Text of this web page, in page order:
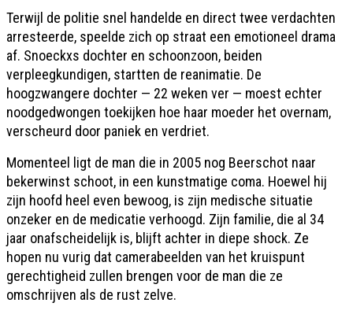
Terwijl de politie snel handelde en direct twee verdachten
arresteerde, speelde zich op straat een emotioneel drama
af. Snoeckxs dochter en schoonzoon, beiden
verpleegkundigen, startten de reanimatie. De
hoogzwangere dochter — 22 weken ver — moest echter
noodgedwongen toekijken hoe haar moeder het overnam,
verscheurd door paniek en verdriet.
Momenteel ligt de man die in 2005 nog Beerschot naar
bekerwinst schoot, in een kunstmatige coma. Hoewel hij
zijn hoofd heel even bewoog, is zijn medische situatie
onzeker en de medicatie verhoogd. Zijn familie, die al 34
jaar onafscheidelijk is, blijft achter in diepe shock. Ze
hopen nu vurig dat camerabeelden van het kruispunt
gerechtigheid zullen brengen voor de man die ze
omschrijven als de rust zelve.